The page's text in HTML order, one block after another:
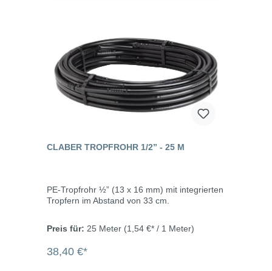
CLABER TROPFROHR 1/2” - 25 M
PE-Tropfrohr ½” (13 x 16 mm) mit integrierten
Tropfern im Abstand von 33 cm.
Preis für: 25 Meter (1,54 €* / 1 Meter)
38,40 €*